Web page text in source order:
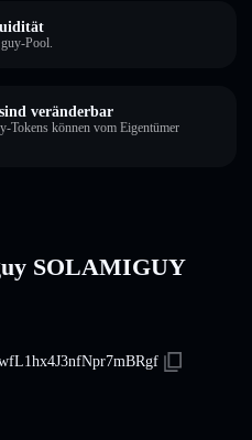
Pool.
veränderbar
Tokens können vom Eigentümer
SOLAMIGUY